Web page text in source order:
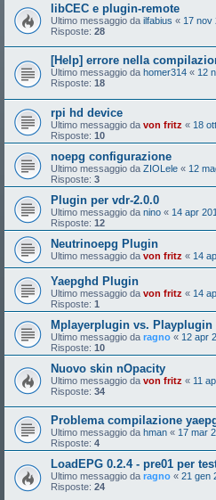
libCEC e plugin-remote
Ultimo messaggio da ilfabius « 17 nov
Risposte: 28
[Help] errore nella
Ultimo messaggio da homer314 « 12
Risposte: 18
rpi hd device
Ultimo messaggio da von fritz « 18
Risposte: 10
noepg configurazione
Ultimo messaggio da ZIOLele « 12
Risposte: 3
Plugin per vdr-2.0.0
Ultimo messaggio da nino « 14 apr
Risposte: 12
Neutrinoepg Plugin
Ultimo messaggio da von fritz « 14
Yaepghd Plugin
Ultimo messaggio da von fritz « 14
Risposte: 1
Mplayerplugin vs. Playplugin
Ultimo messaggio da ragno « 12 apr
Risposte: 10
Nuovo skin nOpacity
Ultimo messaggio da von fritz « 11
Risposte: 34
Problema compilazione
Ultimo messaggio da hman « 17 mar
Risposte: 4
LoadEPG 0.2.4 - pre01 per
Ultimo messaggio da ragno « 21 gen
Risposte: 24